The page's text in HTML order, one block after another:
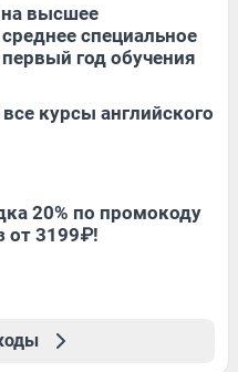
высшее
специальное
год обучения
курсы английского
20% по промокоду
от 3199₽!